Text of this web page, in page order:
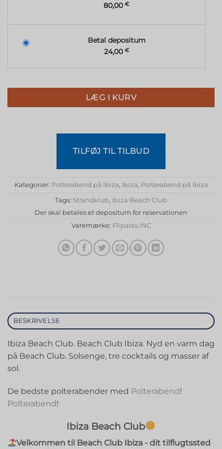
80,00 €
Betal depositum
24,00 €
LÆG I KURV
TILFØJ TIL TILBUD
Kategorier: Polterabend på Ibiza, Ibiza, Polterabend på Ibiza
Tags: Strandklub, Ibiza Beach Club
Der skal betales et depositum for reservationen
Varemærke: Fliparas INC
BESKRIVELSE
Ibiza Beach Club. Beach Club Ibiza. Nyd en varm dag
på Beach Club. Solsenge, tre cocktails og masser af
sol.
De bedste polterabender med Polterabend!
Polterabend!
Ibiza Beach Club
Velkommen til Beach Club Ibiza - dit tilflugtssted